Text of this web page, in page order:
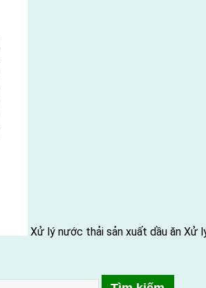
Xử lý nước thải sản xuất dầu ăn Xử